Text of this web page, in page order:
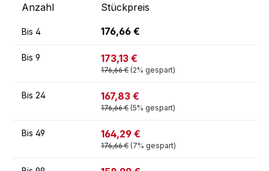
Anzahl Stückpreis
Bis 4 176,66 €
Bis 9 173,13 €
176,66 € (2% gespart)
Bis 24 167,83 €
176,66 € (5% gespart)
Bis 49 164,29 €
176,66 € (7% gespart)